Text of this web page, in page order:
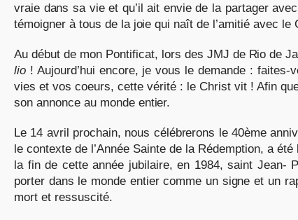
vraie dans sa vie et qu’il ait envie de la partager
témoigner à tous de la joie qui naît de l’amitié avec le
Au début de mon Pontificat, lors des JMJ de Rio de
lio! Aujourd’hui encore, je vous le demande :
vies et vos coeurs, cette vérité : le Christ vit ! Afin
son annonce au monde entier.
Le 14 avril prochain, nous célébrerons le 40ème
le contexte de l’Année Sainte de la Rédemption, a
la fin de cette année jubilaire, en 1984, saint
porter dans le monde entier comme un signe et un
mort et ressuscité.